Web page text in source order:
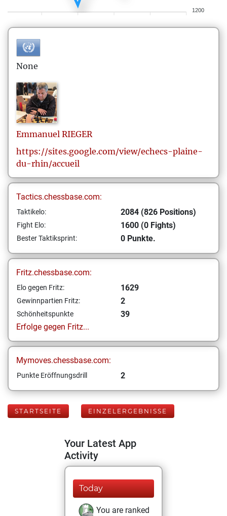
1200
None
Emmanuel RIEGER
https://sites.google.com/view/echecs-plaine-
du-rhin/accueil
Tactics.chessbase.com:
Taktikelo: 2084 (826 Positions)
Fight Elo: 1600 (0 Fights)
Bester Taktiksprint: 0 Punkte.
Fritz.chessbase.com:
Elo gegen Fritz: 1629
Gewinnpartien Fritz: 2
Schönheitspunkte
39
Erfolge gegen Fritz...
Mymoves.chessbase.com:
Punkte Eröffnungsdrill 2
STARTSEITE EINZELERGEBNISSE
Your Latest App
Activity
Today
You are ranked